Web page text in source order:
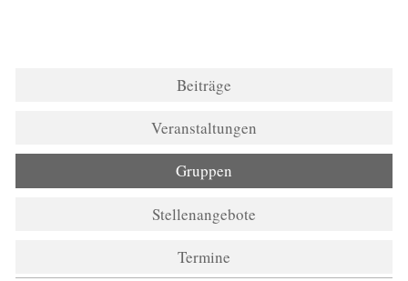
Beiträge
Veranstaltungen
Gruppen
Stellenangebote
Termine